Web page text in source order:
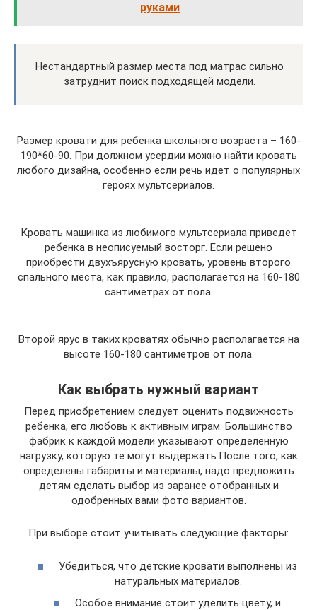
руками
Нестандартный размер места под матрас сильно
затруднит поиск подходящей модели.
Размер кровати для ребенка школьного возраста – 160-
190*60-90. При должном усердии можно найти кровать
любого дизайна, особенно если речь идет о популярных
героях мультсериалов.
Кровать машинка из любимого мультсериала приведет
ребенка в неописуемый восторг. Если решено
приобрести двухъярусную кровать, уровень второго
спального места, как правило, располагается на 160-180
сантиметрах от пола.
Второй ярус в таких кроватях обычно располагается на
высоте 160-180 сантиметров от пола.
Как выбрать нужный вариант
Перед приобретением следует оценить подвижность
ребенка, его любовь к активным играм. Большинство
фабрик к каждой модели указывают определенную
нагрузку, которую те могут выдержать.После того, как
определены габариты и материалы, надо предложить
детям сделать выбор из заранее отобранных и
одобренных вами фото вариантов.
При выборе стоит учитывать следующие факторы:
Убедиться, что детские кровати выполнены из
натуральных материалов.
Особое внимание стоит уделить цвету, и